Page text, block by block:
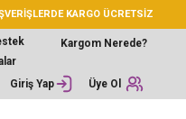
KARGO ÜCRETSİZ
Kargom Nerede?
Giriş Yap Üye Ol